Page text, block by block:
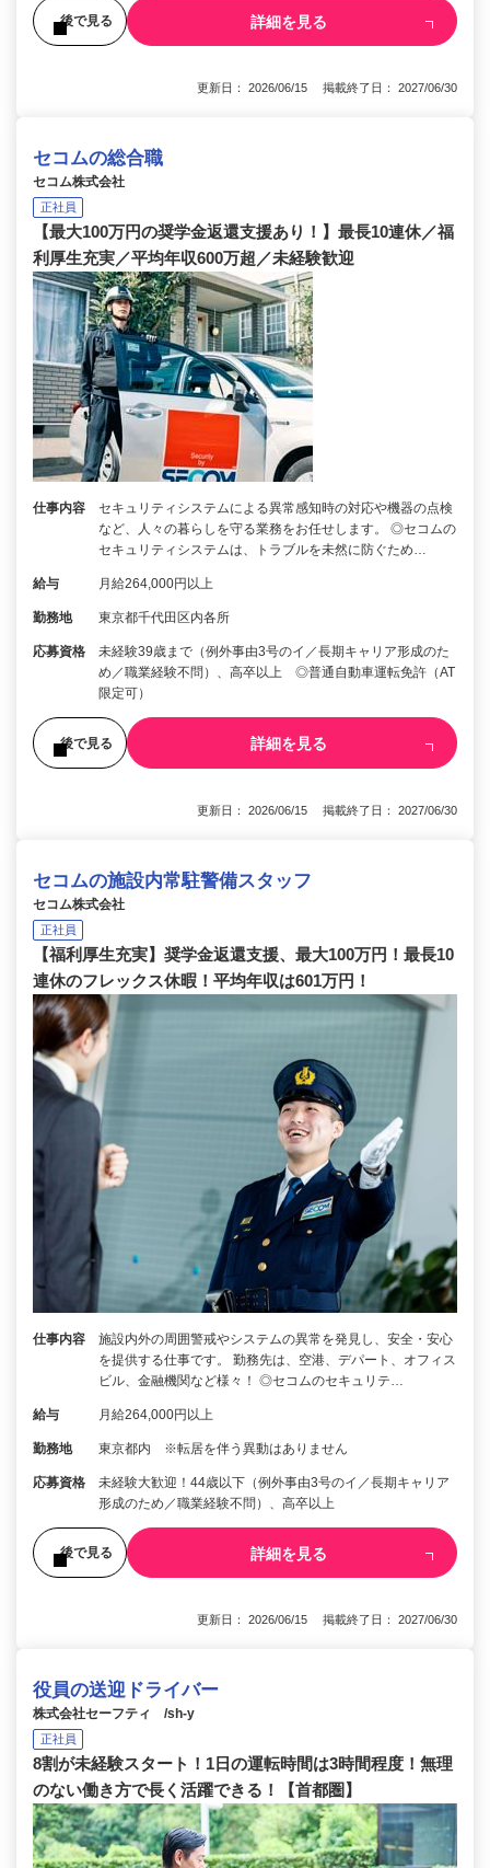
後で見る 詳細を見る
更新日： 2026/06/15 掲載終了日： 2027/06/30
セコムの総合職
セコム株式会社
正社員
【最大100万円の奨学金返還支援あり！】最長10連休／福
利厚生充実／平均年収600万超／未経験歓迎
仕事内容
セキュリティシステムによる異常感知時の対応や機器の点検
など、人々の暮らしを守る業務をお任せします。 ◎セコムの
セキュリティシステムは、トラブルを未然に防ぐため…
給与 月給264,000円以上
勤務地 東京都千代田区内各所
応募資格
未経験39歳まで（例外事由3号のイ／長期キャリア形成のた
め／職業経験不問）、高卒以上 ◎普通自動車運転免許（AT
限定可）
後で見る 詳細を見る
更新日： 2026/06/15 掲載終了日： 2027/06/30
セコムの施設内常駐警備スタッフ
セコム株式会社
正社員
【福利厚生充実】奨学金返還支援、最大100万円！最長10
連休のフレックス休暇！平均年収は601万円！
仕事内容
施設内外の周囲警戒やシステムの異常を発見し、安全・安心
を提供する仕事です。 勤務先は、空港、デパート、オフィス
ビル、金融機関など様々！ ◎セコムのセキュリテ…
給与 月給264,000円以上
勤務地 東京都内 ※転居を伴う異動はありません
応募資格
未経験大歓迎！44歳以下（例外事由3号のイ／長期キャリア
形成のため／職業経験不問）、高卒以上
後で見る 詳細を見る
更新日： 2026/06/15 掲載終了日： 2027/06/30
役員の送迎ドライバー
株式会社セーフティ /sh-y
正社員
8割が未経験スタート！1日の運転時間は3時間程度！無理
のない働き方で長く活躍できる！【首都圏】